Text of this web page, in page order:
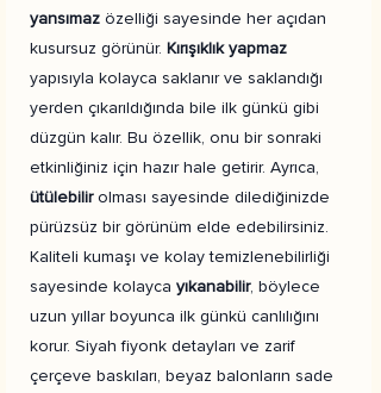
yansımaz özelliği sayesinde her açıdan
kusursuz görünür. Kırışıklık yapmaz
yapısıyla kolayca saklanır ve saklandığı
yerden çıkarıldığında bile ilk günkü gibi
düzgün kalır. Bu özellik, onu bir sonraki
etkinliğiniz için hazır hale getirir. Ayrıca,
ütülebilirolması sayesinde dilediğinizde
pürüzsüz bir görünüm elde edebilirsiniz.
Kaliteli kumaşı ve kolay temizlenebilirliği
sayesinde kolayca yıkanabilir, böylece
uzun yıllar boyunca ilk günkü canlılığını
korur. Siyah fiyonk detayları ve zarif
çerçeve baskıları, beyaz balonların sade